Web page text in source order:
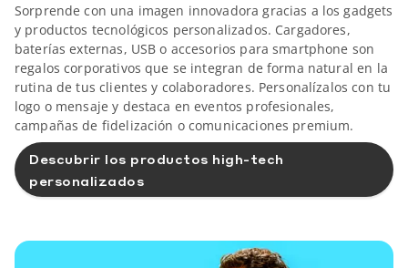
Sorprende con una imagen innovadora gracias a los gadgets
y productos tecnológicos personalizados. Cargadores,
baterías externas, USB o accesorios para smartphone son
regalos corporativos que se integran de forma natural en la
rutina de tus clientes y colaboradores. Personalízalos con tu
logo o mensaje y destaca en eventos profesionales,
campañas de fidelización o comunicaciones premium.
Descubrir los productos high-tech
personalizados